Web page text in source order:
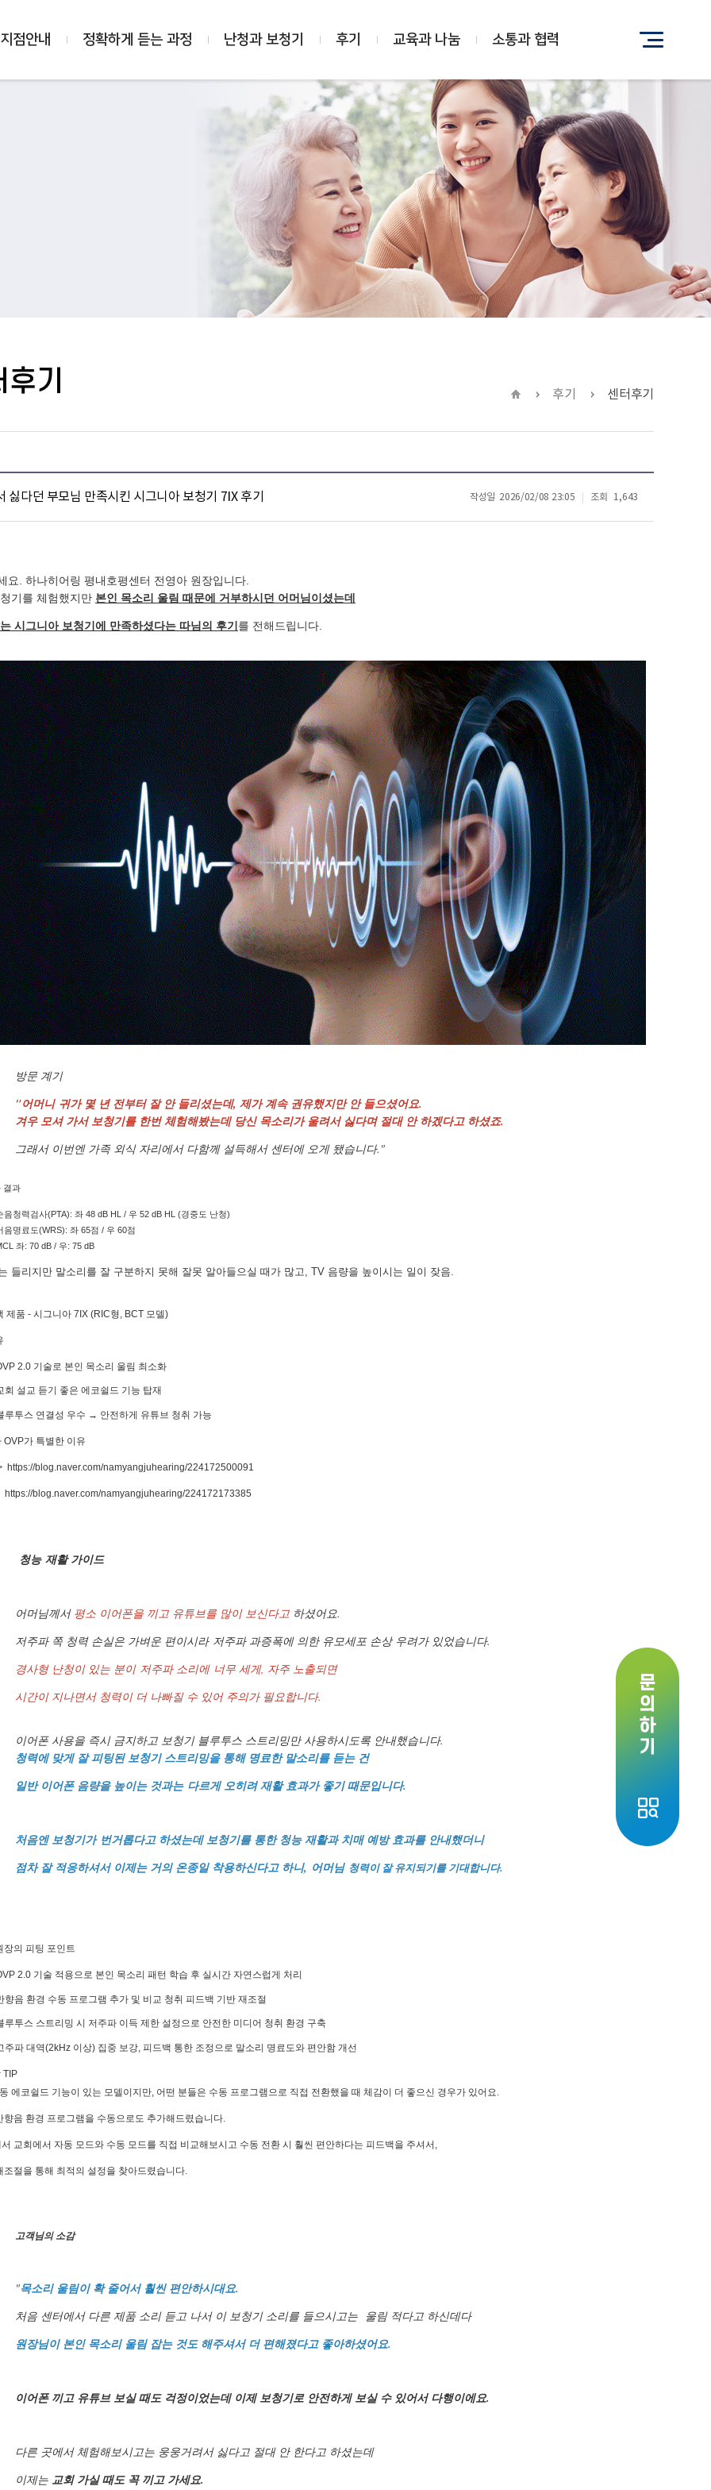
점안내 정확하게 듣는 과정 난청과 보청기 후기 교육과 나눔 소통과 협력
기 후기 센터후기
싫다던 부모님 만족시킨 시그니아 보청기 7IX 후기 작성일 2026/02/08 23:05 조회 1,643
요. 하나히어링 평내호평센터 전영아 원장입니다.
기를 체험했지만 본인 목소리 울림 때문에 거부하시던 어머님이셨는데
시그니아 보청기에 만족하셨다는 따님의 후기 를 전해드립니다.
방문 계기
"어머니 귀가 몇 년 전부터 잘 안 들리셨는데, 제가 계속 권유했지만 안 들으셨어요.
겨우 모셔 가서 보청기를 한번 체험해봤는데 당신 목소리가 울려서 싫다며 절대 안 하겠다고 하셨죠.
그래서 이번엔 가족 외식 자리에서 다함께 설득해서 센터에 오게 됐습니다."
결과
음청력검사(PTA): 좌 48 dB HL / 우 52 dB HL (경중도 난청)
음명료도(WRS): 좌 65점 / 우 60점
좌: 70 dB / 우: 75 dB
들리지만 말소리를 잘 구분하지 못해 잘못 알아들으실 때가 많고, TV 음량을 높이시는 일이 잦음.
제품 - 시그니아 7IX (RIC형, BCT 모델)
2.0 기술로 본인 목소리 울림 최소화
회 설교 듣기 좋은 에코쉴드 기능 탑재
루투스 연결성 우수 → 안전하게 유튜브 청취 가능
OVP가 특별한 이유
https://blog.naver.com/namyangjuhearing/224172500091
https://blog.naver.com/namyangjuhearing/224172173385
청능 재활 가이드
어머님께서 평소 이어폰을 끼고 유튜브를 많이 보신다고 하셨어요.
저주파 쪽 청력 손실은 가벼운 편이시라 저주파 과증폭에 의한 유모세포 손상 우려가 있었습니다.
경사형 난청이 있는 분이 저주파 소리에 너무 세게, 자주 노출되면
시간이 지나면서 청력이 더 나빠질 수 있어 주의가 필요합니다.
이어폰 사용을 즉시 금지하고 보청기 블루투스 스트리밍만 사용하시도록 안내했습니다.
청력에 맞게 잘 피팅된 보청기 스트리밍을 통해 명료한 말소리를 듣는 건
일반 이어폰 음량을 높이는 것과는 다르게 오히려 재활 효과가 좋기 때문입니다.
처음엔 보청기가 번거롭다고 하셨는데 보청기를 통한 청능 재활과 치매 예방 효과를 안내했더니
점차 잘 적응하셔서 이제는 거의 온종일 착용하신다고 하니, 어머님 청력이 잘 유지되기를 기대합니다.
장의 피팅 포인트
2.0 기술 적용으로 본인 목소리 패턴 학습 후 실시간 자연스럽게 처리
향음 환경 수동 프로그램 추가 및 비교 청취 피드백 기반 재조절
루투스 스트리밍 시 저주파 이득 제한 설정으로 안전한 미디어 청취 환경 구축
주파 대역(2kHz 이상) 집중 보강, 피드백 통한 조정으로 말소리 명료도와 편안함 개선
TIP
에코쉴드 기능이 있는 모델이지만, 어떤 분들은 수동 프로그램으로 직접 전환했을 때 체감이 더 좋으신 경우가 있어요.
향음 환경 프로그램을 수동으로도 추가해드렸습니다.
교회에서 자동 모드와 수동 모드를 직접 비교해보시고 수동 전환 시 훨씬 편안하다는 피드백을 주셔서,
조절을 통해 최적의 설정을 찾아드렸습니다.
고객님의 소감
"목소리 울림이 확 줄어서 훨씬 편안하시대요.
처음 센터에서 다른 제품 소리 듣고 나서 이 보청기 소리를 들으시고는 울림 적다고 하신데다
원장님이 본인 목소리 울림 잡는 것도 해주셔서 더 편해졌다고 좋아하셨어요.
이어폰 끼고 유튜브 보실 때도 걱정이었는데 이제 보청기로 안전하게 보실 수 있어서 다행이에요.
다른 곳에서 체험해보시고는 웅웅거려서 싫다고 절대 안 한다고 하셨는데
이제는 교회 가실 때도 꼭 끼고 가세요.
이름
연락처 - -
센터
예약시간
분야